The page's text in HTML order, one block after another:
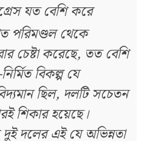
যত বেশি করে
পরিমণ্ডল থেকে
চেষ্টা করেছে, তত বেশি
বিকল্প যে
ছিল, দলটি সচেতন
শিকার হয়েছে।
দলের এই যে অভিন্নতা